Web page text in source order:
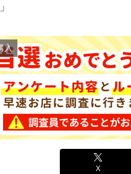
入
X